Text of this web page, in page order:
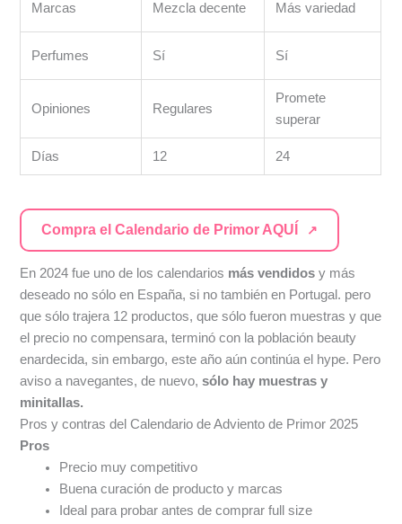
Marcas Mezcla decente Más variedad
Perfumes Sí Sí
Opiniones Regulares
Promete
superar
Días 12 24
Compra el Calendario de Primor AQUÍ
En 2024 fue uno de los calendarios más vendidosy más
deseado no sólo en España, si no también en Portugal. pero
que sólo trajera 12 productos, que sólo fueron muestras y que
el precio no compensara, terminó con la población beauty
enardecida, sin embargo, este año aún continúa el hype. Pero
aviso a navegantes, de nuevo,sólo hay muestras y
minitallas.
Pros y contras del Calendario de Adviento de Primor 2025
Pros
Precio muy competitivo
Buena curación de producto y marcas
Ideal para probar antes de comprar full size